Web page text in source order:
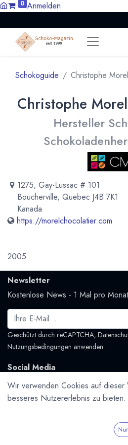
0 Anmelden
Schokoguide Christophe
Christophe
Hersteller
1275, Gay-Lussac # 101
Boucherville, Quebec J4B 7K1
Kanada
https://morelchocolatier.com
2005
Newsletter
Kostenlose News - 1 Mal pro
Geschützt durch reCAPTCHA,
Nutzungsbedingungen anwenden.
Social Media
Folge uns und bleibe mit uns in
Mastodon.social
Wir verwenden Cookies auf dieser
besseres Nutzererlebnis zu bieten.